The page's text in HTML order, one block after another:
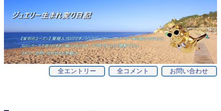
お問い合わせ
全コメント
全エントリー